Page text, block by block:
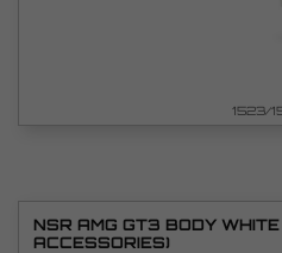
1523/
NSR AMG GT3 BODY WHITE
ACCESSORIES)